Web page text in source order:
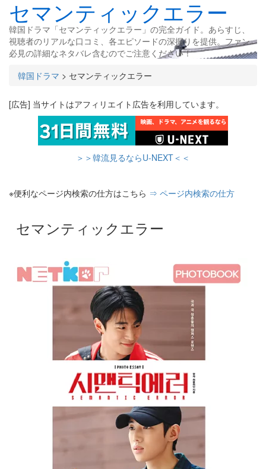
セマンティックエラー
韓国ドラマ「セマンティックエラー」の完全ガイド。あらすじ、
視聴者のリアルな口コミ、各エピソードの深掘りを提供。ファン
必見の詳細なネタバレ含むのでご注意ください！
韓国ドラマ > セマンティックエラー
[広告] 当サイトはアフィリエイト広告を利用しています。
＞＞韓流見るならU-NEXT＜＜
※便利なページ内検索の仕方はこちら ⇒ ページ内検索の仕方
セマンティックエラー